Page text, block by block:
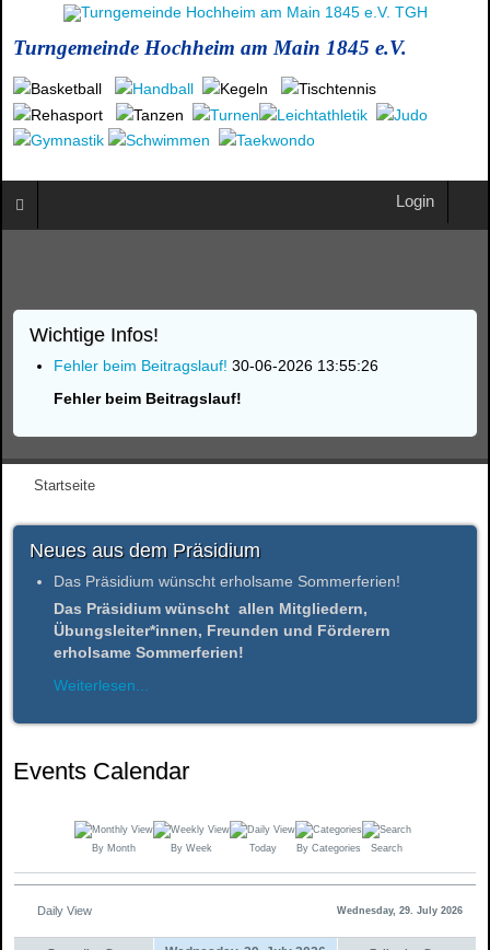
Turngemeinde Hochheim am Main 1845 e.V.
Login
Wichtige Infos!
Fehler beim Beitragslauf! 30-06-2026 13:55:26
Fehler beim Beitragslauf!
Startseite
Neues aus dem Präsidium
Das Präsidium wünscht erholsame Sommerferien!
Das Präsidium wünscht allen Mitgliedern,
Übungsleiter*innen, Freunden und Förderern
erholsame Sommerferien!
Weiterlesen...
Events Calendar
By Month By Week Today By Categories Search
Daily View Wednesday, 29. July 2026